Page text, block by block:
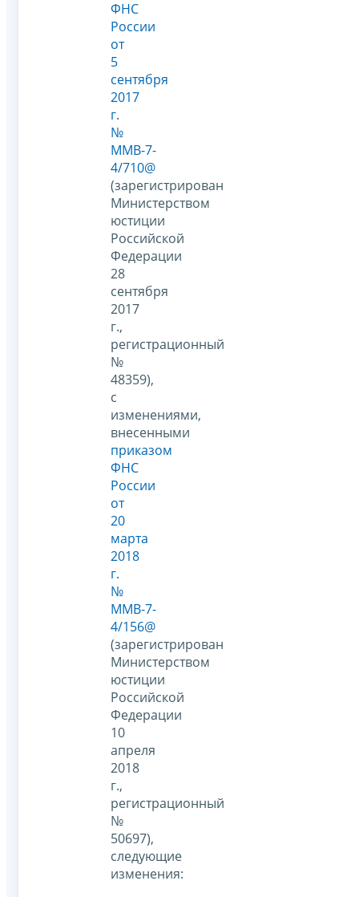
ФНС
России
от
5
сентября
2017
г.
№
ММВ-7-
4/710@
(зарегистрирован
Министерством
юстиции
Российской
Федерации
28
сентября
2017
г.,
регистрационный
№
48359),
с
изменениями,
внесенными
приказом
ФНС
России
от
20
марта
2018
г.
№
ММВ-7-
4/156@
(зарегистрирован
Министерством
юстиции
Российской
Федерации
10
апреля
2018
г.,
регистрационный
№
50697),
следующие
изменения: